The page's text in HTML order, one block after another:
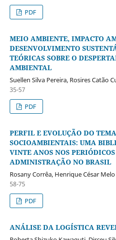
PDF
MEIO AMBIENTE, IMPACTO
DESENVOLVIMENTO
TEÓRICAS SOBRE O
AMBIENTAL
Suellen Silva Pereira, Rosires Catão
35-57
PDF
PERFIL E EVOLUÇÃO DO
SOCIOAMBIENTAIS: UMA
VINTE ANOS NOS
ADMINISTRAÇÃO NO BRASIL
Rosany Corrêa, Henrique César
58-75
PDF
ANÁLISE DA LOGÍSTICA